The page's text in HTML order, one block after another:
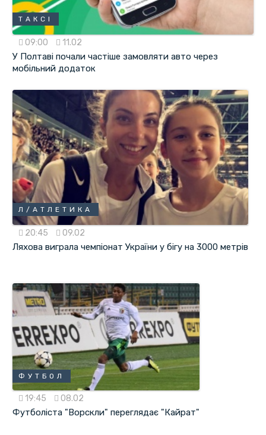
ТАКСІ
09:00 11.02
У Полтаві почали частіше замовляти авто через
мобільний додаток
Л/АТЛЕТИКА
20:45 09.02
Ляхова виграла чемпіонат України у бігу на 3000 метрів
ФУТБОЛ
19:45 08.02
Футболіста "Ворскли" переглядає "Кайрат"